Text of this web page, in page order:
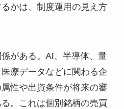
かは、制度運用の見え方
がある。AI、半導体、量
療データなどに関わる企
性や出資条件が将来の審
。これは個別銘柄の売買